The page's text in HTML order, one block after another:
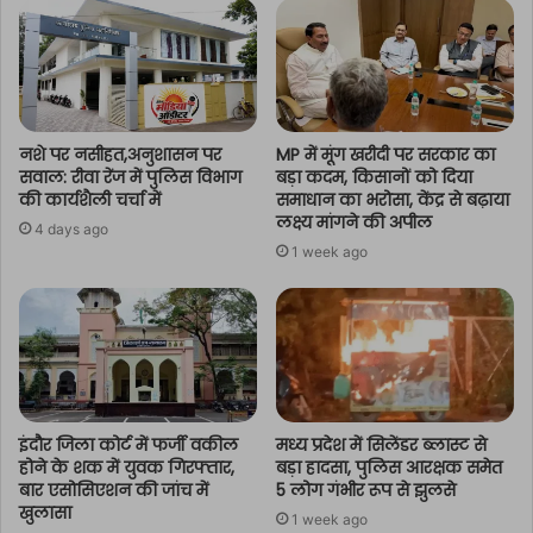
नशे पर नसीहत,अनुशासन पर
सवाल: रीवा रेंज में पुलिस विभाग
की कार्यशैली चर्चा में
4 days ago
MP में मूंग खरीदी पर सरकार का
बड़ा कदम, किसानों को दिया
समाधान का भरोसा, केंद्र से बढ़ाया
लक्ष्य मांगने की अपील
1 week ago
इंदौर जिला कोर्ट में फर्जी वकील
होने के शक में युवक गिरफ्तार,
बार एसोसिएशन की जांच में
खुलासा
मध्य प्रदेश में सिलेंडर ब्लास्ट से
बड़ा हादसा, पुलिस आरक्षक समेत
5 लोग गंभीर रूप से झुलसे
1 week ago